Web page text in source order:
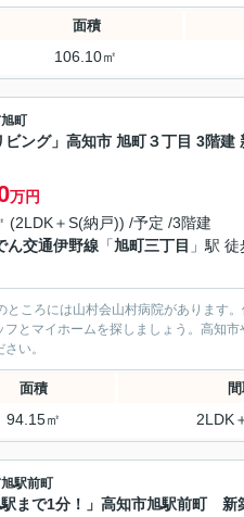
面積
106.10㎡
旭町
ビング」高知市 旭町３丁目 3階建
万円
(2LDK＋S(納戸)) /予定 /3階建
ん交通伊野線 「旭町三丁目 」駅
ころには山村会山村病院があります
とマイホームを探しましょう。高知
い。
面積
94.15㎡ 2LDK
旭駅前町
駅まで1分！」高知市旭駅前町 新